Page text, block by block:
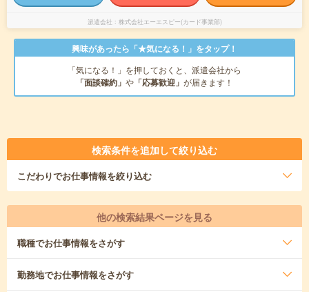
派遣会社 株式会社エーエスピー(カード事業部)
興味があったら「★気になる！」をタップ！
「気になる！」を押しておくと、派遣会社から
「面談確約」 や 「応募歓迎」 が届きます！
検索条件を追加して絞り込む
こだわりでお仕事情報を絞り込む
他の検索結果ページを見る
職種でお仕事情報をさがす
勤務地でお仕事情報をさがす